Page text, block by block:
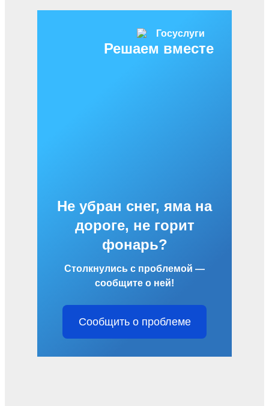
Решаем вместе
Не убран снег, яма на
дороге, не горит
фонарь?
Столкнулись с проблемой —
сообщите о ней!
Сообщить о проблеме